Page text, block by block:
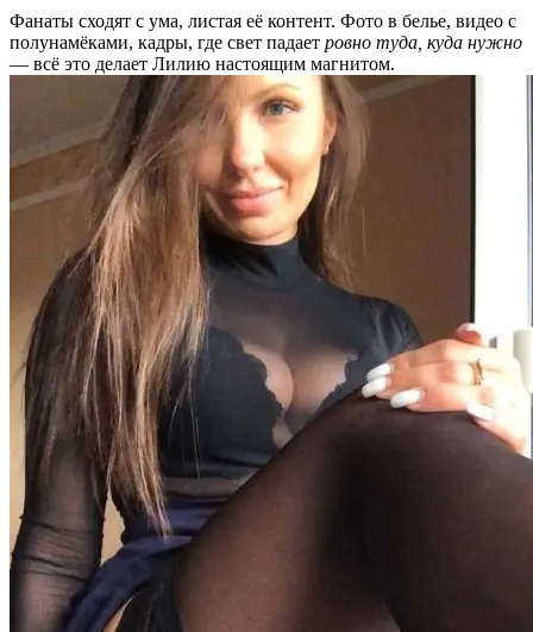
Фанаты сходят с ума, листая её контент. Фото в белье, видео с
полунамёками, кадры, где свет падает ровно туда, куда нужно
— всё это делает Лилию настоящим магнитом.